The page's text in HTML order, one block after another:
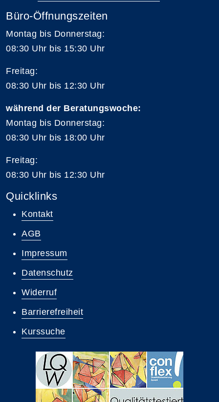
Büro-Öffnungszeiten
Montag bis Donnerstag:
08:30 Uhr bis 15:30 Uhr
Freitag:
08:30 Uhr bis 12:30 Uhr
während der Beratungswoche:
Montag bis Donnerstag:
08:30 Uhr bis 18:00 Uhr
Freitag:
08:30 Uhr bis 12:30 Uhr
Quicklinks
Kontakt
AGB
Impressum
Datenschutz
Widerruf
Barrierefreiheit
Kurssuche